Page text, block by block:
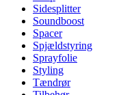
Sidesplitter
Soundboost
Spacer
Spjældstyring
Sprayfolie
Styling
Tændrør